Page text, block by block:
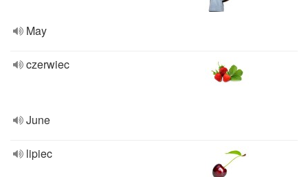
May
czerwiec
June
lipiec